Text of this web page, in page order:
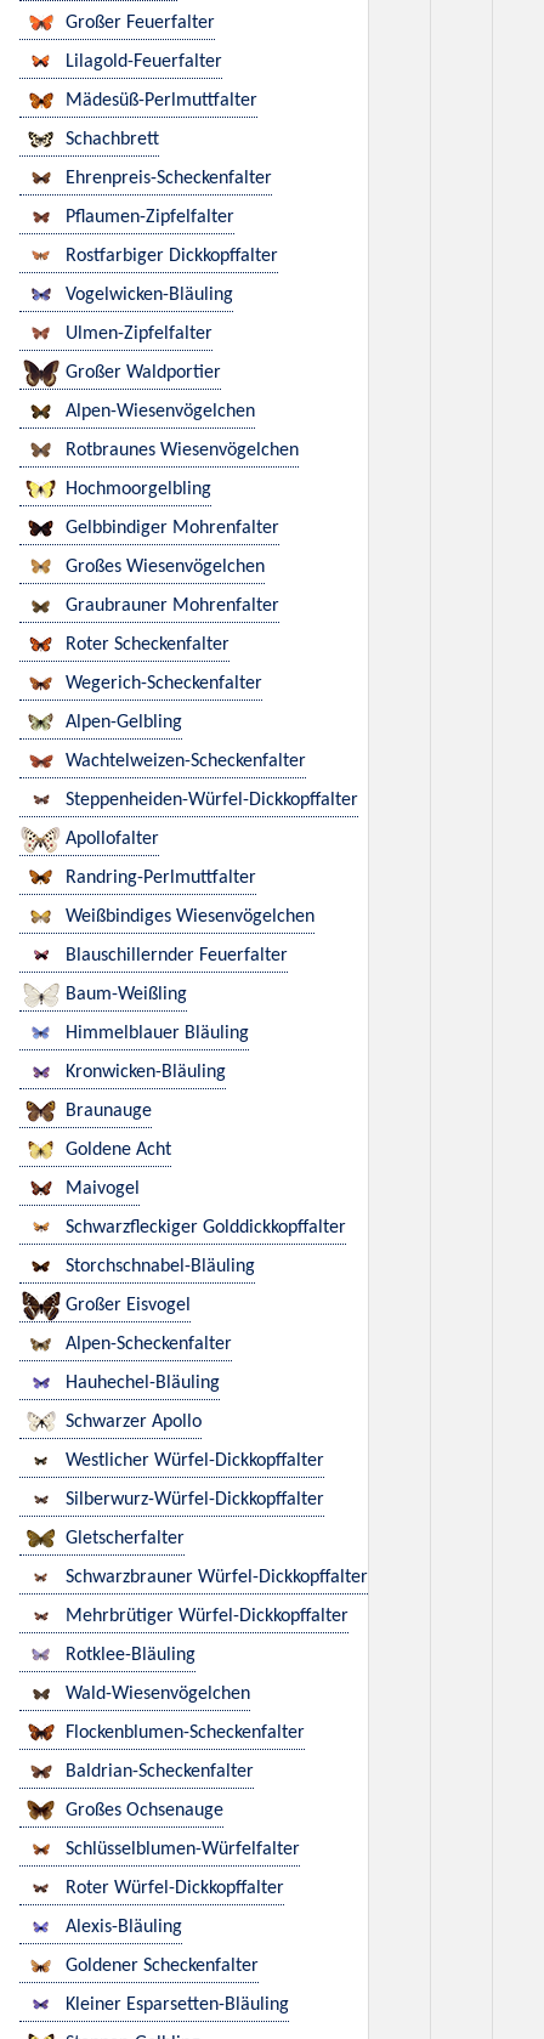
Großer Feuerfalter
Lilagold-Feuerfalter
Mädesüß-Perlmuttfalter
Schachbrett
Ehrenpreis-Scheckenfalter
Pflaumen-Zipfelfalter
Rostfarbiger Dickkopffalter
Vogelwicken-Bläuling
Ulmen-Zipfelfalter
Großer Waldportier
Alpen-Wiesenvögelchen
Rotbraunes Wiesenvögelchen
Hochmoorgelbling
Gelbbindiger Mohrenfalter
Großes Wiesenvögelchen
Graubrauner Mohrenfalter
Roter Scheckenfalter
Wegerich-Scheckenfalter
Alpen-Gelbling
Wachtelweizen-Scheckenfalter
Steppenheiden-Würfel-Dickkopffalter
Apollofalter
Randring-Perlmuttfalter
Weißbindiges Wiesenvögelchen
Blauschillernder Feuerfalter
Baum-Weißling
Himmelblauer Bläuling
Kronwicken-Bläuling
Braunauge
Goldene Acht
Maivogel
Schwarzfleckiger Golddickkopffalter
Storchschnabel-Bläuling
Großer Eisvogel
Alpen-Scheckenfalter
Hauhechel-Bläuling
Schwarzer Apollo
Westlicher Würfel-Dickkopffalter
Silberwurz-Würfel-Dickkopffalter
Gletscherfalter
Schwarzbrauner Würfel-Dickkopffalter
Mehrbrütiger Würfel-Dickkopffalter
Rotklee-Bläuling
Wald-Wiesenvögelchen
Flockenblumen-Scheckenfalter
Baldrian-Scheckenfalter
Großes Ochsenauge
Schlüsselblumen-Würfelfalter
Roter Würfel-Dickkopffalter
Alexis-Bläuling
Goldener Scheckenfalter
Kleiner Esparsetten-Bläuling